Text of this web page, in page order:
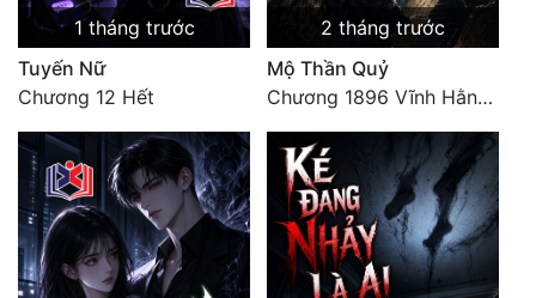
1 tháng trước
Tuyến Nữ
Chương 12 Hết
2 tháng trước
Mộ Thần Quỷ
Chương 1896 Vĩnh Hằng Khép Lại, Vạn Cổ Trường Ca [+ Hậu ký. HẾT]